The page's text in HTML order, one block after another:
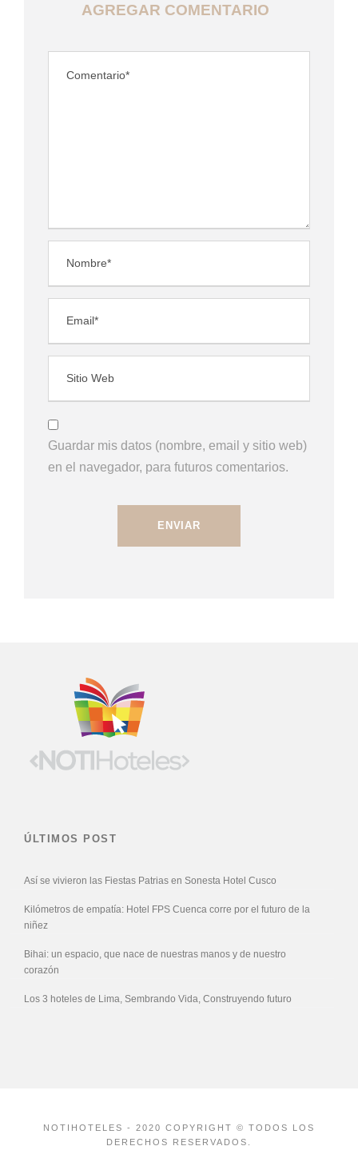
AGREGAR COMENTARIO
Guardar mis datos (nombre, email y sitio web)
en el navegador, para futuros comentarios.
ÚLTIMOS POST
Así se vivieron las Fiestas Patrias en Sonesta Hotel Cusco
Kilómetros de empatía: Hotel FPS Cuenca corre por el futuro de la
niñez
Bihai: un espacio, que nace de nuestras manos y de nuestro
corazón
Los 3 hoteles de Lima, Sembrando Vida, Construyendo futuro
NOTIHOTELES - 2020 COPYRIGHT © TODOS LOS
DERECHOS RESERVADOS.